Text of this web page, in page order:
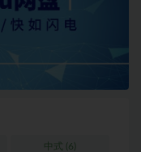
中式 (6)